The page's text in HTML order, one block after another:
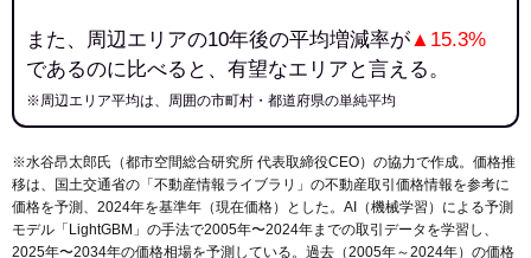
また、周辺エリアの10年後の平均増減率が▲15.3%
であるのに比べると、有望なエリアと言える。
※周辺エリア平均は、周囲の市町村・都道府県の単純平均
※水谷昂太郎氏（都市空間総合研究所 代表取締役CEO）の協力で作成。価格推
移は、国土交通省の「 不動産情報ライブラリ 」の不動産取引価格情報を参考に
価格を予測、2024年を基準年（現在価格）とした。AI（機械学習）による予測
モデル「LightGBM」の手法で2005年〜2024年までの取引データを学習し、
2025年〜2034年の価格相場を予測している。過去（2005年～2024年）の価格